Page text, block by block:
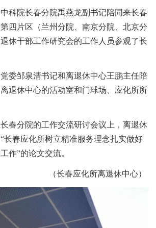
中科院长春分院禹燕龙副书记陪同来长春
四片区（兰州分院、南京分院、北京分
休干部工作研究会的工作人员参观了长
委邹泉清书记和离退休中心王鹏主任陪
退休中心的活动室和门球场、应化所所
春分院的工作交流研讨会议上，离退休
长春应化所树立精准服务理念扎实做好
作”的论文交流。
（长春应化所离退休中心）